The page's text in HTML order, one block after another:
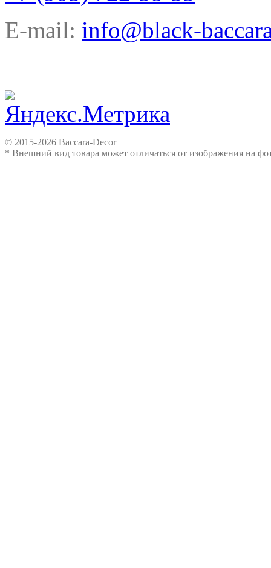
E-mail: info@black-
© 2015-2026 Baccara-Decor
* Внешний вид товара может отличаться от изображения на